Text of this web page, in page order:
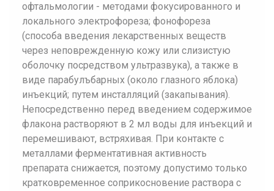
офтальмологии - методами фокусированного и
локального электрофореза; фонофореза
(способа введения лекарственных веществ
через неповрежденную кожу или слизистую
оболочку посредством ультразвука), а также в
виде парабулъбарных (около глазного яблока)
инъекций; путем инсталляций (закапывания).
Непосредственно перед введением содержимое
флакона растворяют в 2 мл воды для инъекций и
перемешивают, встряхивая. При контакте с
металлами ферментативная активность
препарата снижается, поэтому допустимо только
кратковременное соприкосновение раствора с